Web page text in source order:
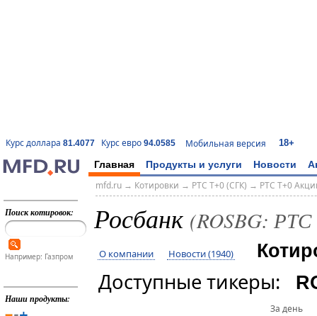
Курс доллара 81.4077 Курс евро 94.0585 Мобильная версия 18+
Главная Продукты и услуги Новости
Поиск котировок:
Например: Газпром
Наши продукты:
mfd.ru→ Котировки → РТС T+0 (СГК) → РТС T+0
Росбанк (ROSBG:
О компании Новости (1940)
Доступные тикеры:
За день